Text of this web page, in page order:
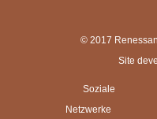
© 2017
Site
Soziale
Netzwerke